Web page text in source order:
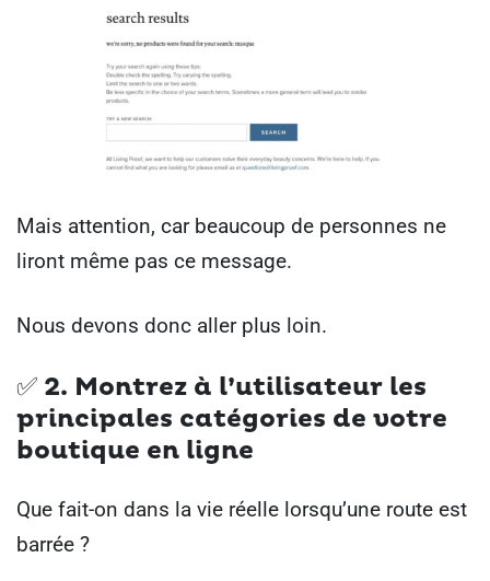
Mais attention, car beaucoup de personnes ne
liront même pas ce message.
Nous devons donc aller plus loin.
✅ 2. Montrez à l’utilisateur les
principales catégories de votre
boutique en ligne
Que fait-on dans la vie réelle lorsqu’une route est
barrée ?